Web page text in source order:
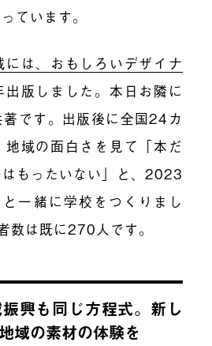
ています。
には、おもしろいデザイナ
出版しました。本日お隣に
です。出版後に全国24カ
域の面白さを見て「本だ
もったいない」と、2023
一緒に学校をつくりまし
数は既に270人です。
興も同じ方程式。新し
域の素材の体験を